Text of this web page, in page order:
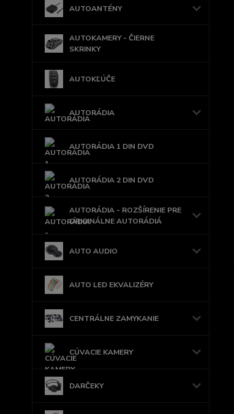
AUTOANTÉNY
AUTOKAMERY - ČIERNE
SKRINKY
AUTOKĽÚČE
AUTORÁDIA
AUTORÁDIA 1 DIN DVD
AUTORÁDIA 2 DIN DVD
AUTORÁDIA - ROZŠÍRENIE PRE
ORIGINÁLNE AUTORÁDIÁ
AUTO AUDIO
AUTO LED EKVALIZÉRY
CENTRÁLNE ZAMYKANIE
CÚVACIE KAMERY
DARČEKY